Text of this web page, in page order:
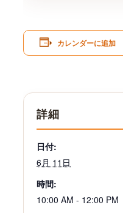
カレンダーに追加
詳細
日付:
6月 11日
時間:
10:00 AM - 12:00 PM